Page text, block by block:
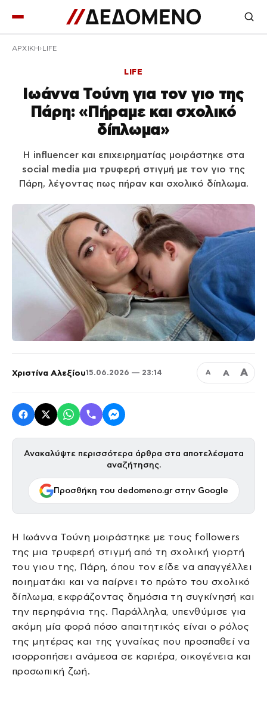
ΑΡΧΙΚΉ LIFE
LIFE
Ιωάννα Τούνη για τον γιο της
Πάρη: «Πήραμε και σχολικό
δίπλωμα»
Η influencer και επιχειρηματίας μοιράστηκε στα
social media μια τρυφερή στιγμή με τον γιο της
Πάρη, λέγοντας πως πήραν και σχολικό δίπλωμα.
Χριστίνα Αλεξίου15.06.2026 — 23:14 Α Α Α
Ανακαλύψτε περισσότερα άρθρα στα αποτελέσματα
αναζήτησης.
Προσθήκη του dedomeno.gr στην Google
Η Ιωάννα Τούνη μοιράστηκε με τους followers
της μια τρυφερή στιγμή από τη σχολική γιορτή
του γιου της, Πάρη, όπου τον είδε να απαγγέλλει
ποιηματάκι και να παίρνει το πρώτο του σχολικό
δίπλωμα, εκφράζοντας δημόσια τη συγκίνησή και
την περηφάνια της. Παράλληλα, υπενθύμισε για
ακόμη μία φορά πόσο απαιτητικός είναι ο ρόλος
της μητέρας και της γυναίκας που προσπαθεί να
ισορροπήσει ανάμεσα σε καριέρα, οικογένεια και
προσωπική ζωή.